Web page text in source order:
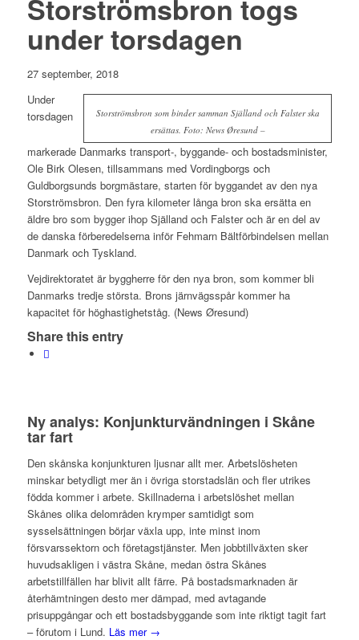
Storströmsbron togs
under torsdagen
27 september, 2018
Storströmsbron som binder samman Själland och Falster ska
ersättas. Foto: News Øresund –
Under
torsdagen
markerade Danmarks transport-, byggande- och bostadsminister,
Ole Birk Olesen, tillsammans med Vordingborgs och
Guldborgsunds borgmästare, starten för byggandet av den nya
Storströmsbron. Den fyra kilometer långa bron ska ersätta en
äldre bro som bygger ihop Själland och Falster och är en del av
de danska förberedelserna inför Fehmarn Bältförbindelsen mellan
Danmark och Tyskland.
Vejdirektoratet är byggherre för den nya bron, som kommer bli
Danmarks tredje största. Brons järnvägsspår kommer ha
kapacitet för höghastighetståg. (News Øresund)
Share this entry
Ny analys: Konjunkturvändningen i Skåne
tar fart
Den skånska konjunkturen ljusnar allt mer. Arbetslösheten
minskar betydligt mer än i övriga storstadslän och fler utrikes
födda kommer i arbete. Skillnaderna i arbetslöshet mellan
Skånes olika delområden krymper samtidigt som
sysselsättningen börjar växla upp, inte minst inom
försvarssektorn och företagstjänster. Men jobbtillväxten sker
huvudsakligen i västra Skåne, medan östra Skånes
arbetstillfällen har blivit allt färre. På bostadsmarknaden är
återhämtningen desto mer dämpad, med avtagande
prisuppgångar och ett bostadsbyggande som inte riktigt tagit fart
– förutom i Lund. Läs mer →